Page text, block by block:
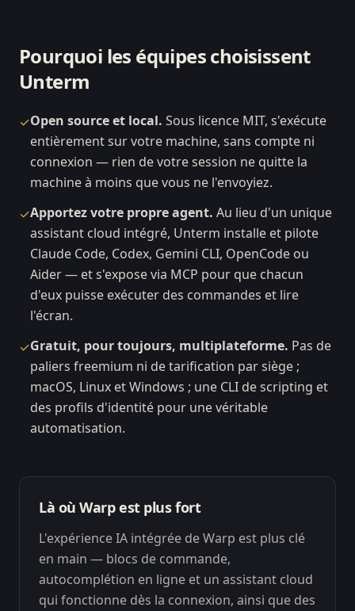
Pourquoi les équipes choisissent
Unterm
✓Open source et local. Sous licence MIT, s'exécute
entièrement sur votre machine, sans compte ni
connexion — rien de votre session ne quitte la
machine à moins que vous ne l'envoyiez.
✓Apportez votre propre agent. Au lieu d'un unique
assistant cloud intégré, Unterm installe et pilote
Claude Code, Codex, Gemini CLI, OpenCode ou
Aider — et s'expose via MCP pour que chacun
d'eux puisse exécuter des commandes et lire
l'écran.
✓Gratuit, pour toujours, multiplateforme. Pas de
paliers freemium ni de tarification par siège ;
macOS, Linux et Windows ; une CLI de scripting et
des profils d'identité pour une véritable
automatisation.
Là où Warp est plus fort
L'expérience IA intégrée de Warp est plus clé
en main — blocs de commande,
autocomplétion en ligne et un assistant cloud
qui fonctionne dès la connexion, ainsi que des